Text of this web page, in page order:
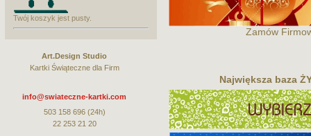
Twój koszyk jest pusty.
Art.Design Studio
Kartki Świąteczne dla Firm
info@swiateczne-kartki.com
503 158 696 (24h)
22 253 21 20
Zamów
Największa baza